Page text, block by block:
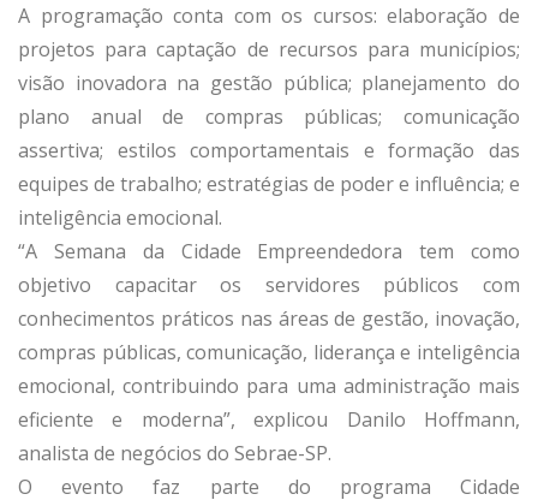
A programação conta com os cursos: elaboração de
projetos para captação de recursos para municípios;
visão inovadora na gestão pública; planejamento do
plano anual de compras públicas; comunicação
assertiva; estilos comportamentais e formação das
equipes de trabalho; estratégias de poder e influência; e
inteligência emocional.
“A Semana da Cidade Empreendedora tem como
objetivo capacitar os servidores públicos com
conhecimentos práticos nas áreas de gestão, inovação,
compras públicas, comunicação, liderança e inteligência
emocional, contribuindo para uma administração mais
eficiente e moderna”, explicou Danilo Hoffmann,
analista de negócios do Sebrae-SP.
O evento faz parte do programa Cidade